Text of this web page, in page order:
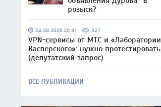
розыск?
04.08.2026 20:31 327
VPN-сервисы от МТС и «Лаборатории
Касперского»: нужно протестировать
(депутатский запрос)
ВСЕ ПУБЛИКАЦИИ